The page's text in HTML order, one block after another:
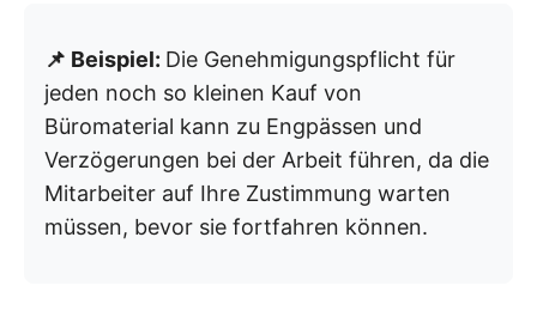
📌 Beispiel: Die Genehmigungspflicht für
jeden noch so kleinen Kauf von
Büromaterial kann zu Engpässen und
Verzögerungen bei der Arbeit führen, da die
Mitarbeiter auf Ihre Zustimmung warten
müssen, bevor sie fortfahren können.